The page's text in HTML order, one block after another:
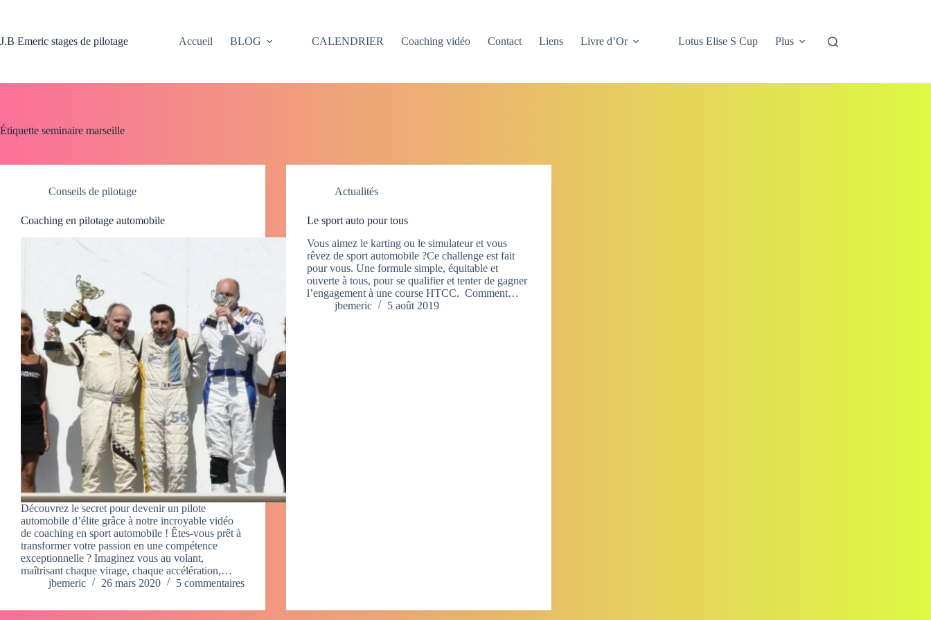
J.B Emeric stages de pilotage
Accueil BLOG CALENDRIER Coaching vidéo Contact Liens Livre d’Or Lotus Elise S Cup Plus
Étiquette seminaire marseille
Conseils de pilotage
Coaching en pilotage automobile
Découvrez le secret pour devenir un pilote
automobile d’élite grâce à notre incroyable vidéo
de coaching en sport automobile ! Êtes-vous prêt à
transformer votre passion en une compétence
exceptionnelle ? Imaginez vous au volant,
maîtrisant chaque virage, chaque accélération,…
jbemeric
26 mars 2020 5 commentaires
Actualités
Le sport auto pour tous
Vous aimez le karting ou le simulateur et vous
rêvez de sport automobile ?Ce challenge est fait
pour vous. Une formule simple, équitable et
ouverte à tous, pour se qualifier et tenter de gagner
l’engagement à une course HTCC. Comment…
jbemeric
5 août 2019